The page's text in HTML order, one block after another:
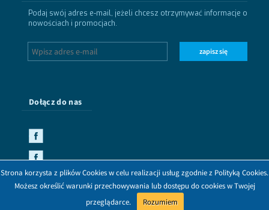
Podaj swój adres e-mail, jeżeli chcesz otrzymywać informacje o
nowościach i promocjach.
zapisz się
Dołącz do nas
pokaż pełną wersję strony
Strona korzysta z plików Cookies w celu realizacji usług zgodnie z Polityką Cookies.
Możesz określić warunki przechowywania lub dostępu do cookies w Twojej
przeglądarce.
Rozumiem